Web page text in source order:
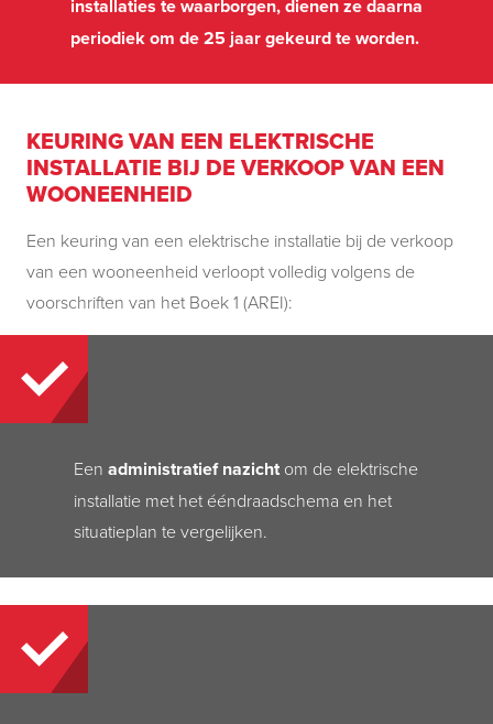
installaties te waarborgen, dienen ze daarna
periodiek om de 25 jaar gekeurd te worden.
KEURING VAN EEN ELEKTRISCHE
INSTALLATIE BIJ DE VERKOOP VAN EEN
WOONEENHEID
Een keuring van een elektrische installatie bij de verkoop
van een wooneenheid verloopt volledig volgens de
voorschriften van het Boek 1 (AREI):
Eenadministratief nazicht om de elektrische
installatie met het ééndraadschema en het
situatieplan te vergelijken.